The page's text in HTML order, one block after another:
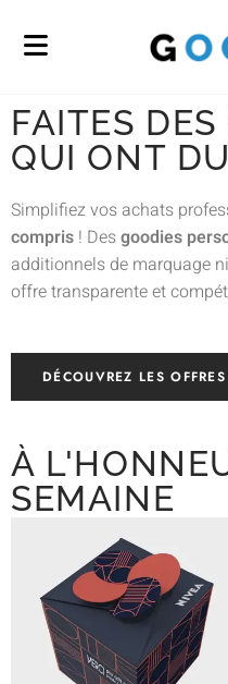
FAITES
QUI ONT
Simplifiez vos achats
compris ! Desgoodies
additionnels de marquage
offre transparente et
DÉCOUVREZ LES
À
SEMAINE